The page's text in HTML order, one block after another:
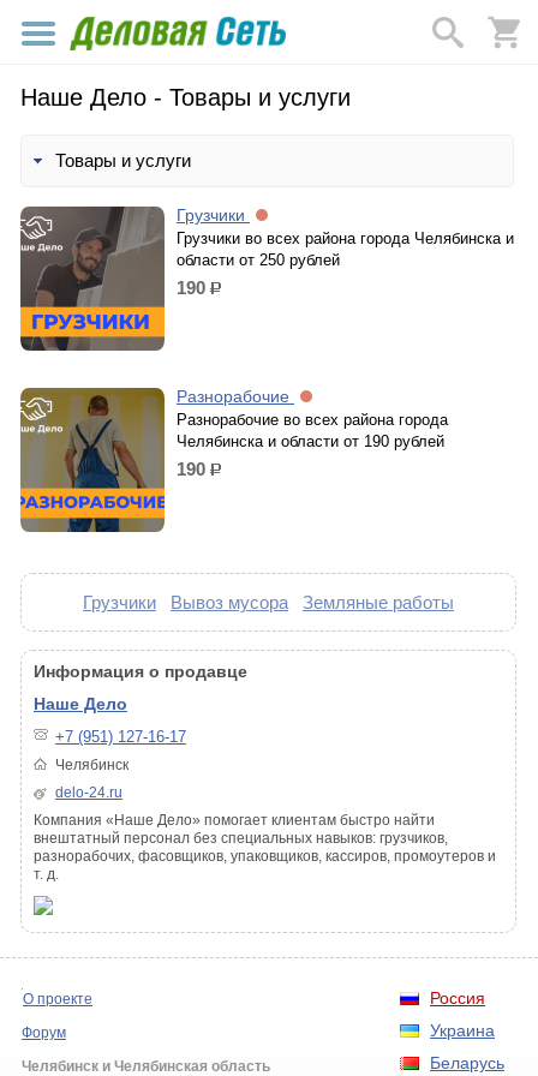
Наше Дело - Товары и услуги
Товары и услуги
Грузчики
Грузчики во всех района города Челябинска и
области от 250 рублей
190 р.
Разнорабочие
Разнорабочие во всех района города
Челябинска и области от 190 рублей
190 р.
Грузчики Вывоз мусора Земляные работы
Информация о продавце
Наше Дело
+7 (951) 127-16-17
Челябинск
delo-24.ru
Компания «Наше Дело» помогает клиентам быстро найти
внештатный персонал без специальных навыков: грузчиков,
разнорабочих, фасовщиков, упаковщиков, кассиров, промоутеров и
т. д.
Россия
Украина
Беларусь
О проекте
Форум
Челябинск и Челябинская область